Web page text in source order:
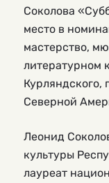
Соколова
место в
мастерство,
литературном
Северной
Леонид
культуры
лауреат